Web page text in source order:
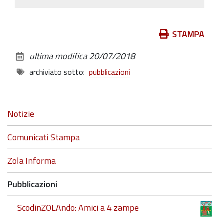
documento
STAMPA
ultima modifica20/07/2018
archiviato sotto: pubblicazioni
Navigazione
Notizie
Comunicati Stampa
Zola Informa
Pubblicazioni
ScodinZOLAndo: Amici a 4 zampe